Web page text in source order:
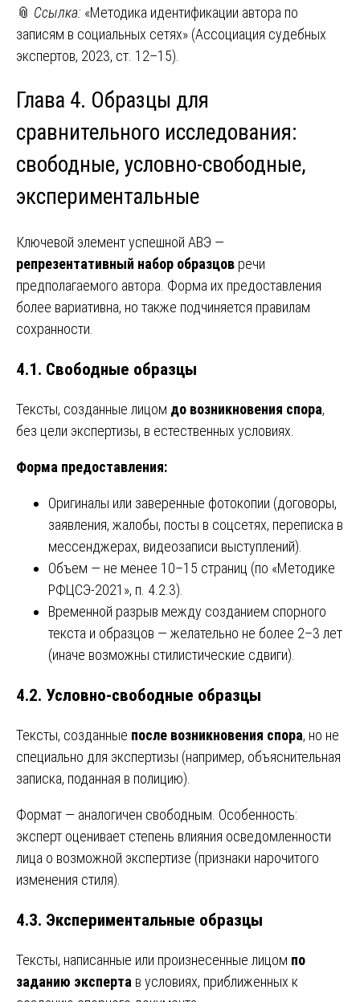
📎 Ссылка: «Методика идентификации автора по
записям в социальных сетях» (Ассоциация судебных
экспертов, 2023, ст. 12–15).
Глава 4. Образцы для
сравнительного исследования:
свободные, условно-свободные,
экспериментальные
Ключевой элемент успешной АВЭ —
репрезентативный набор образцов речи
предполагаемого автора. Форма их предоставления
более вариативна, но также подчиняется правилам
сохранности.
4.1. Свободные образцы
Тексты, созданные лицом до возникновения спора,
без цели экспертизы, в естественных условиях.
Форма предоставления:
Оригиналы или заверенные фотокопии (договоры,
заявления, жалобы, посты в соцсетях, переписка в
мессенджерах, видеозаписи выступлений).
Объем — не менее 10–15 страниц (по «Методике
РФЦСЭ-2021», п. 4.2.3).
Временной разрыв между созданием спорного
текста и образцов — желательно не более 2–3 лет
(иначе возможны стилистические сдвиги).
4.2. Условно-свободные образцы
Тексты, созданные после возникновения спора, но не
специально для экспертизы (например, объяснительная
записка, поданная в полицию).
Формат — аналогичен свободным. Особенность:
эксперт оценивает степень влияния осведомленности
лица о возможной экспертизе (признаки нарочитого
изменения стиля).
4.3. Экспериментальные образцы
Тексты, написанные или произнесенные лицом по
заданию эксперта в условиях, приближенных к